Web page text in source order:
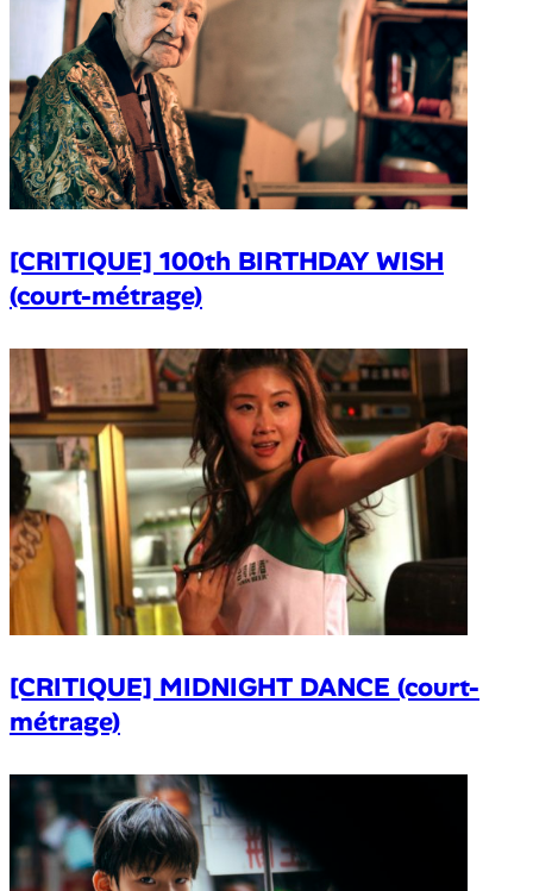
[CRITIQUE] 100th BIRTHDAY WISH
(court-métrage)
[CRITIQUE] MIDNIGHT DANCE (court-
métrage)